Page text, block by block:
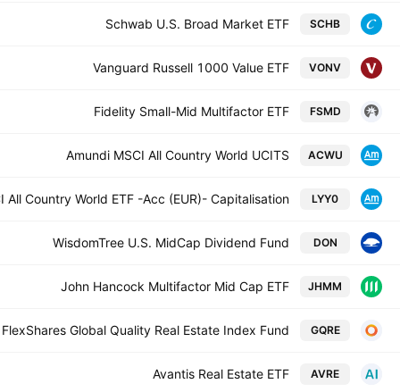
SCHB
Schwab U.S. Broad Market ETF
VONV
Vanguard Russell 1000 Value ETF
FSMD
Fidelity Small-Mid Multifactor ETF
ACWU
Amundi MSCI All Country World UCITS
LYY0
All Country World ETF -Acc (EUR)- Capitalisation
DON
WisdomTree U.S. MidCap Dividend Fund
JHMM
John Hancock Multifactor Mid Cap ETF
GQRE
FlexShares Global Quality Real Estate Index Fund
AVRE
Avantis Real Estate ETF